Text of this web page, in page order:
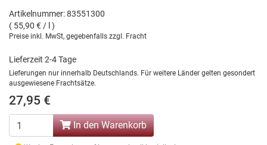
Artikelnummer: 83551300
( 55,90 € / l )
Preise inkl. MwSt, gegebenfalls zzgl. Fracht
Lieferzeit 2-4 Tage
Lieferungen nur innerhalb Deutschlands. Für weitere Länder gelten gesondert
ausgewiesene Frachtsätze.
27,95 €
In den Warenkorb